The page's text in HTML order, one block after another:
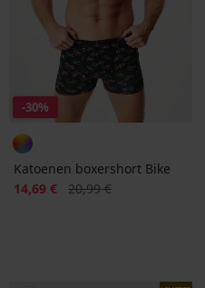
-30%
Katoenen boxershort Bike
Korting
14,69 € Oorspronkelijke prijs
20,99 €